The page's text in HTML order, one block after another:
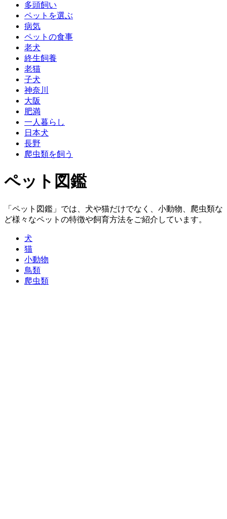
多頭飼い
ペットを選ぶ
病気
ペットの食事
老犬
終生飼養
老猫
子犬
神奈川
大阪
肥満
一人暮らし
日本犬
長野
爬虫類を飼う
ペット図鑑
「ペット図鑑」では、犬や猫だけでなく、小動物、爬虫類な
ど様々なペットの特徴や飼育方法をご紹介しています。
犬
猫
小動物
鳥類
爬虫類